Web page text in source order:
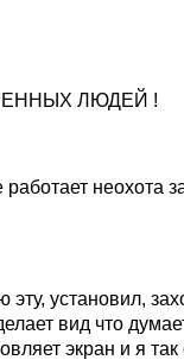
ЛЮДЕЙ !
неохота
эту, установил,
вид что
экран и я так